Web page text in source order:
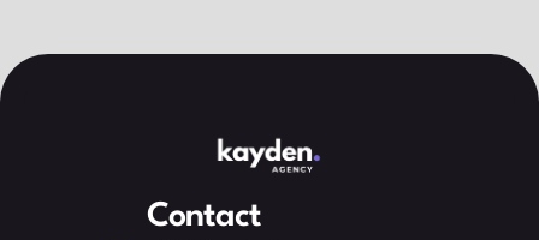
Contact